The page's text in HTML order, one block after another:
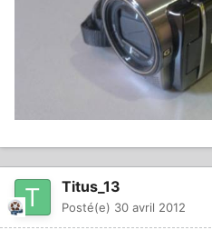
Titus_13
Posté(e) 30 avril 2012